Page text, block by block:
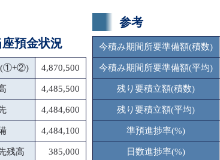
座預金状況
(①+②) 4,870,500
4,485,500
4,484,600
4,484,100
残高 385,000
参考
今積み期間所要準備額(積数)
今積み期間所要準備額(平均)
残り要積立額(積数)
残り要積立額(平均)
準預進捗率(%)
日数進捗率(%)